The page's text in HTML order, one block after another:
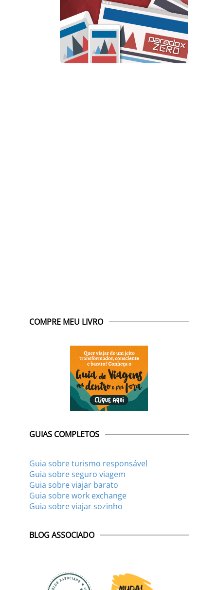
COMPRE MEU LIVRO
GUIAS COMPLETOS
Guia sobre turismo responsável
Guia sobre seguro viagem
Guia sobre viajar barato
Guia sobre work exchange
Guia sobre viajar sozinho
BLOG ASSOCIADO